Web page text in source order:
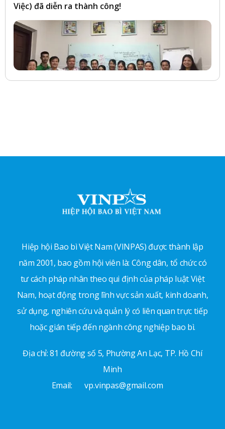
Việc) đã diễn ra thành công!
Hiệp hội Bao bì Việt Nam (VINPAS) được thành lập
năm 2001, bao gồm hội viên là: Công dân, tổ chức có
tư cách pháp nhân theo qui định của pháp luật Việt
Nam, hoạt động trong lĩnh vực sản xuất, kinh doanh,
sử dụng, nghiên cứu và quản lý có liên quan trực tiếp
hoặc gián tiếp đến ngành công nghiệp bao bì.
Địa chỉ: 81 đường số 5, Phường An Lạc, TP. Hồ Chí
Minh
Email:
vp.vinpas@gmail.com